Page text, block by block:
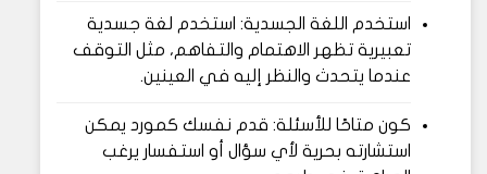
استخدم اللغة الجسدية: استخدم لغة جسدية
تعبيرية تظهر الاهتمام والتفاهم، مثل التوقف
عندما يتحدث والنظر إليه في العينين.
كون متاحًا للأسئلة: قدم نفسك كمورد يمكن
استشارته بحرية لأي سؤال أو استفسار يرغب